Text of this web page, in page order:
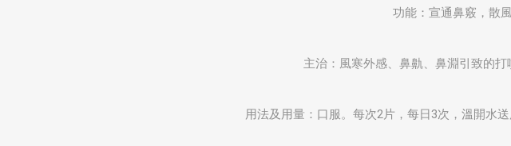
功能：宣通鼻竅，散
主治：風寒外感、鼻鼽、鼻淵引致的
用法及用量：口服。每次2片，每日3次，溫開水